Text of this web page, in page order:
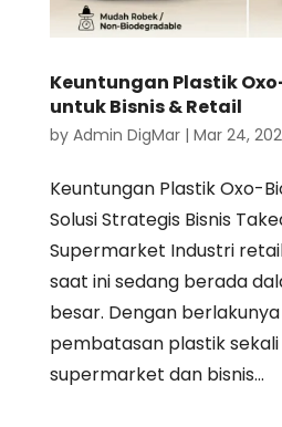
Keuntungan Plastik
untuk Bisnis & Retail
by Admin DigMar| Mar 24,
Keuntungan Plastik Oxo-
Solusi Strategis Bisnis
Supermarket Industri
saat ini sedang berada
besar. Dengan
pembatasan plastik
supermarket dan bisnis...